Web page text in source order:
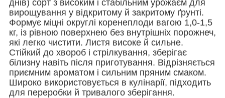
днів) сорт з високим і стабільним урожаєм для
вирощування у відкритому й закритому ґрунті.
Формує міцні округлі коренеплоди вагою 1,0-1,5
кг, із рівною поверхнею без внутрішніх порожнеч,
які легко чистити. Листя високе й сильне.
Стійкий до хвороб і стрілкування, зберігає
білизну навіть після приготування. Відрізняється
приємним ароматом і сильним пряним смаком.
Широко використовується в кулінарії, підходить
для переробки й тривалого зберігання.